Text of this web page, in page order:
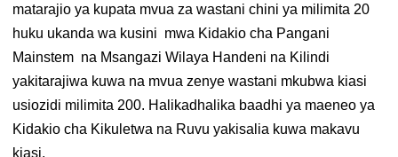
matarajio ya kupata mvua za wastani chini ya milimita 20
huku ukanda wa kusini mwa Kidakio cha Pangani
Mainstem na Msangazi Wilaya Handeni na Kilindi
yakitarajiwa kuwa na mvua zenye wastani mkubwa kiasi
usiozidi milimita 200. Halikadhalika baadhi ya maeneo ya
Kidakio cha Kikuletwa na Ruvu yakisalia kuwa makavu
kiasi.